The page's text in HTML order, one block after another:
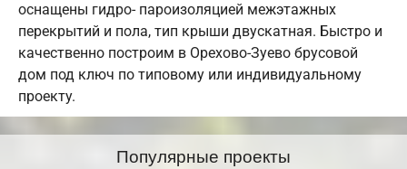
оснащены гидро- пароизоляцией межэтажных
перекрытий и пола, тип крыши двускатная. Быстро и
качественно построим в Орехово-Зуево брусовой
дом под ключ по типовому или индивидуальному
проекту.
Популярные проекты